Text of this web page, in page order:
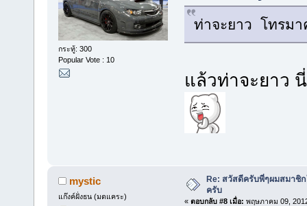
กระทู้: 300
Popular Vote : 10
ท่าจะยาว โทรมา
แล้วท่าจะยาว
mystic
แก๊งค์ฝั่งธน (มดแคระ)
Re: สวัสดีครับพี่ๆผมสมาชิ
ครับ
« ตอบกลับ #8 เมื่อ: พฤษภาคม 09,